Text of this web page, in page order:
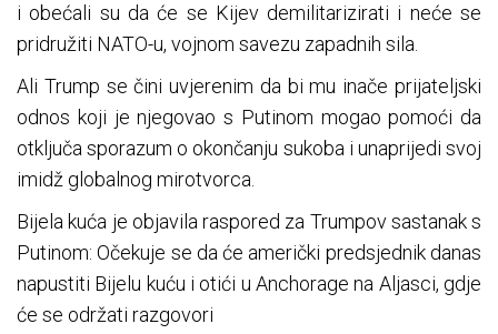
i obećali su da će se Kijev demilitarizirati i neće se
pridružiti NATO-u, vojnom savezu zapadnih sila.
Ali Trump se čini uvjerenim da bi mu inače prijateljski
odnos koji je njegovao s Putinom mogao pomoći da
otključa sporazum o okončanju sukoba i unaprijedi svoj
imidž globalnog mirotvorca.
Bijela kuća je objavila raspored za Trumpov sastanak s
Putinom: Očekuje se da će američki predsjednik danas
napustiti Bijelu kuću i otići u Anchorage na Aljasci, gdje
će se održati razgovori